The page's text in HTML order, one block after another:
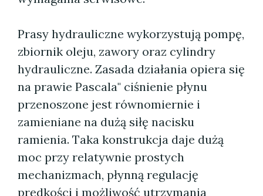
Prasy hydrauliczne wykorzystują pompę,
zbiornik oleju, zawory oraz cylindry
hydrauliczne. Zasada działania opiera się
na prawie Pascala" ciśnienie płynu
przenoszone jest równomiernie i
zamieniane na dużą siłę nacisku
ramienia. Taka konstrukcja daje dużą
moc przy relatywnie prostych
mechanizmach, płynną regulację
prędkości i możliwość utrzymania